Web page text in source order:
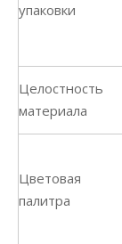
упаковки
Целостность
материала
Цветовая
палитра